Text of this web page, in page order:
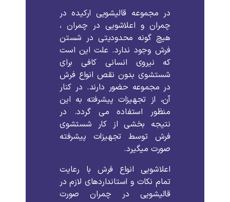
در مجموعه قالیشویی ارکیده در
چمران و اعلاشویی در چمران ،
هیچ گونه محدودیتی در شستن
فرش وجود ندارد.علت این است
که
نیروی انسانی کافی
برای
شستشوی بدون نقص انواع فرش
در مجموعه حضور دارند. در کنار
آن، از تجهیزات پیشرفته به این
منظور
استفاده می گردد. در
نتیجه بخشی از کار شستشوی
فرش
توسط تجهیزات
پیشرفته
صورت میگیرد.
اعلاشویی انواع فرش با
رعایت
تمام نکات و استانداردهای لازم در
قالیشویی
در چمران
صورت